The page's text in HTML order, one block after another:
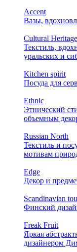
Accent
Вазы,
Cultural Heritage
Текстиль,
уральских и
Kitchen spirit
Посуда для
Ethnic
Этнический
объемным
Russian North
Текстиль и
мотивам
Edge
Декор и
Scandinavian
Финский
Freak Fruit
Яркая
дизайнером